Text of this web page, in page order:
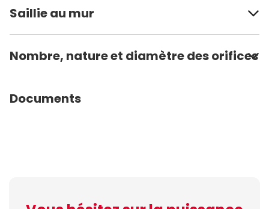
Saillie au mur
Nombre, nature et diamètre des orifices
Documents